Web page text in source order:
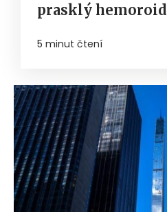
prasklý hemoroid
5 minut čtení